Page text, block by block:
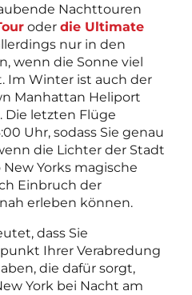
Nachttouren
oder die Ultimate
nur in den
wenn die Sonne viel
Im Winter ist auch der
Manhattan Heliport
Die letzten Flüge
Uhr, sodass Sie genau
die Lichter der Stadt
Yorks magische
Einbruch der
erleben können.
dass Sie
Ihrer Verabredung
die dafür sorgt,
York bei Nacht am